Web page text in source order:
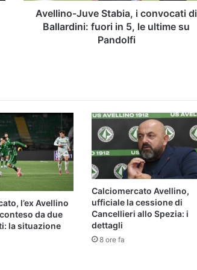
Avellino-Juve Stabia, i convocati di
Ballardini: fuori in 5, le ultime su
Pandolfi
l’ex Avellino
da due
la situazione
Calciomercato Avellino,
ufficiale la cessione di
Cancellieri allo Spezia: i
dettagli
8 ore fa